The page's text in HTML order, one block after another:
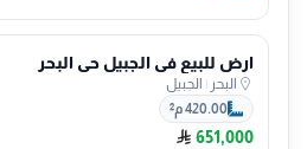
ارض للبيع في الجبيل حي البحر
البحر | الجبيل
420.00 م²
651,000